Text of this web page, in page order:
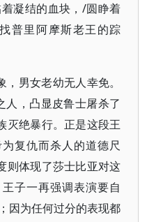
凝结的血块，/圆睁着
普里阿摩斯老王的踪
男女老幼无人幸免。
人，凸显皮鲁士屠杀了
灭绝暴行。正是这段王
复仇而杀人的道德尺
则体现了莎士比亚对这
子一再强调表演要自
因为任何过分的表现都